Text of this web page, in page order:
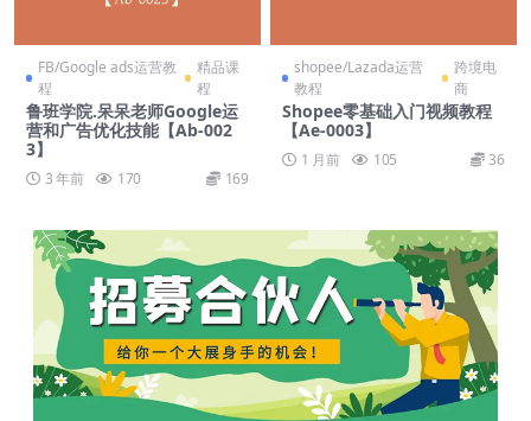
FB/Google ads运营教
程
精品课
程
鲁班学院.呆呆老师Google运
营和广告优化技能【Ab-002
3】
3 年前 170 169
shopee/Lazada运营
教程
跨境电
商
Shopee零基础入门视频教程
【Ae-0003】
1 月前 105 36